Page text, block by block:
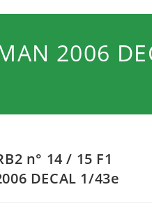
2006
n° 14 / 15 F1
DECAL 1/43e